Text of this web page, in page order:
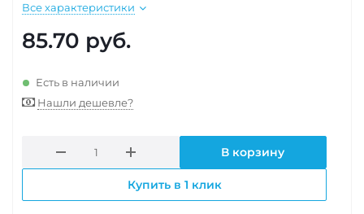
Все характеристики
85.70 руб.
Есть в наличии
Нашли дешевле?
В корзину
Купить в 1 клик